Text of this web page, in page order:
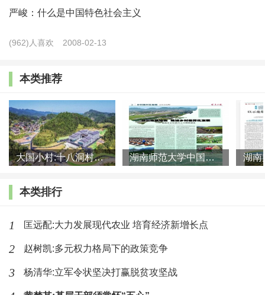
充分问题。为此，国家医保局等7部门印发的《关于巩固
一些临时性、超常规的医保举措予以调整，一定程度上
论。
但无论是理论探讨还是实践探索，对于过渡期医保
政策调整影响以及未来调整方向的关注仍显不足，更鲜
有研究将过渡期社会医疗保障的基本性、公平性和承受
性等要素作为一个整体性问题予以系统考量。鉴于此，
本研究通过对内蒙赤峰、云南昆明、湖北恩施、贵州毕
节、陕西安康等地医保政策调整的专项调研，系统梳理
严峻：什么是中国特色社会主义
(962)人喜欢 2008-02-13
本类推荐
大国小村:十八洞村的现代变迁是一道美丽的风景线 湖南师范大学中国乡村振兴研究院课题组:突出地域特色 推进乡村
本类排行
1 匡远配:大力发展现代农业 培育经济新增长点
2 赵树凯:多元权力格局下的政策竞争
3 杨清华:立军令状坚决打赢脱贫攻坚战